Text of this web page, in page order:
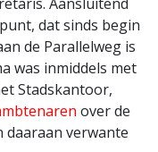
dat sinds begin
de Parallelweg is
was inmiddels met
Stadskantoor,
over de
daaraan verwante